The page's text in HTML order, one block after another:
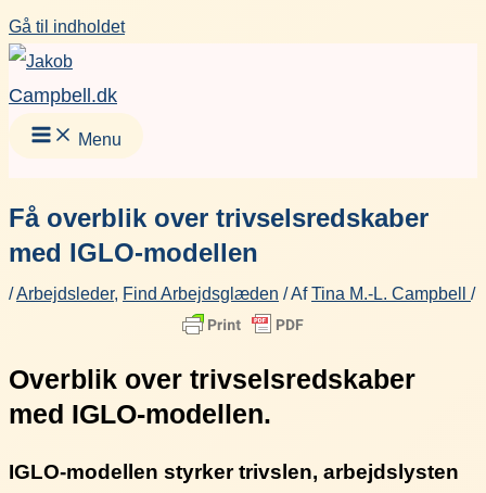
Gå til indholdet
Campbell.dk
Menu
Få overblik over trivselsredskaber
med IGLO-modellen
/Arbejdsleder, Find Arbejdsglæden / AfTina M.-L. Campbell /
Overblik over trivselsredskaber
med IGLO-modellen.
IGLO-modellen styrker trivslen, arbejdslysten